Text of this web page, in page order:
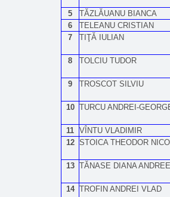
5
TĂZLĂUANU BIANCA
6
TELEANU CRISTIAN
7
TIŢĂ IULIAN
8 TOLCIU TUDOR
9 TROSCOT SILVIU
10 TURCU ANDREI-
11 VÎNTU VLADIMIR
12 STOICA THEODOR
13 TĂNASE DIANA
14 TROFIN ANDREI VLAD